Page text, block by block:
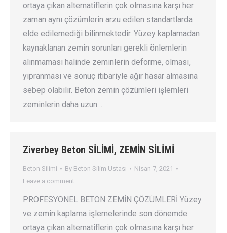
ortaya çıkan alternatiflerin çok olmasına karşı her
zaman aynı çözümlerin arzu edilen standartlarda
elde edilemediği bilinmektedir. Yüzey kaplamadan
kaynaklanan zemin sorunları gerekli önlemlerin
alınmaması halinde zeminlerin deforme, olması,
yıpranması ve sonuç itibariyle ağır hasar almasına
sebep olabilir. Beton zemin çözümleri işlemleri
zeminlerin daha uzun…
Ziverbey Beton SİLİMİ, ZEMİN SİLİMİ
Beton Silimi By Beton Silim Ustası
Nisan 7, 2021
Leave a comment
PROFESYONEL BETON ZEMİN ÇÖZÜMLERİ Yüzey
ve zemin kaplama işlemelerinde son dönemde
ortaya çıkan alternatiflerin çok olmasına karşı her